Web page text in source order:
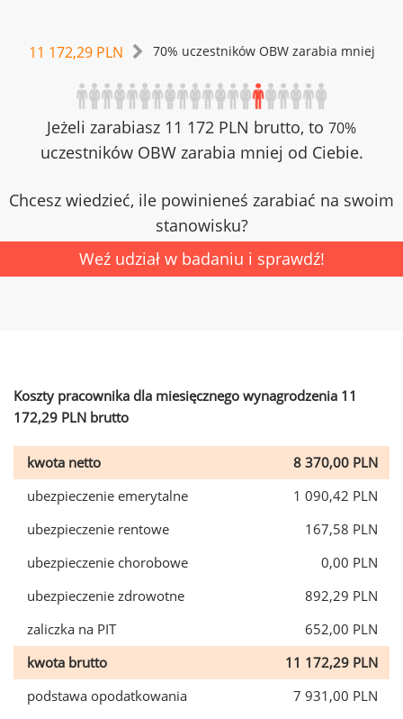
11 172,29 PLN 70% uczestników OBW zarabia mniej
Jeżeli zarabiasz 11 172 PLN brutto, to 70%
uczestników OBW zarabia mniej od Ciebie.
Chcesz wiedzieć, ile powinieneś zarabiać na swoim
stanowisku?
Weź udział w badaniu i sprawdź!
Koszty pracownika dla miesięcznego wynagrodzenia 11
172,29 PLN brutto
kwota netto
8 370,00 PLN
ubezpieczenie emerytalne
1 090,42 PLN
ubezpieczenie rentowe
167,58 PLN
ubezpieczenie chorobowe
0,00 PLN
ubezpieczenie zdrowotne
892,29 PLN
zaliczka na PIT
652,00 PLN
kwota brutto
11 172,29 PLN
podstawa opodatkowania
7 931,00 PLN